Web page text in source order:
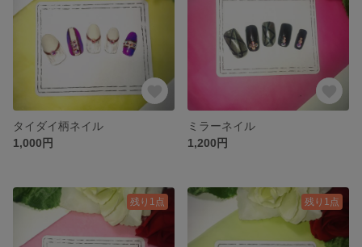
タイダイ柄ネイル
1,000円
ミラーネイル
1,200円
残り1点 残り1点